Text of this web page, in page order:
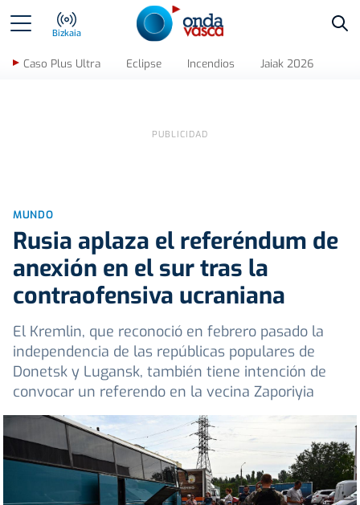
Bizkaia
Caso Plus Ultra Eclipse Incendios Jaiak 2026
MUNDO
Rusia aplaza el referéndum de
anexión en el sur tras la
contraofensiva ucraniana
El Kremlin, que reconoció en febrero pasado la
independencia de las repúblicas populares de
Donetsk y Lugansk, también tiene intención de
convocar un referendo en la vecina Zaporiyia